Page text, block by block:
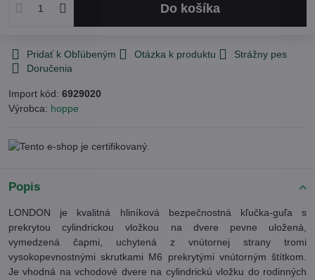
Do košíka
Pridať k Obľúbeným Otázka k produktu
Strážny pes
Doručenia
Import kód: 6929020
Výrobca: hoppe
Popis
LONDON je kvalitná hliníková bezpečnostná kľučka-guľa s
prekrytou cylindrickou vložkou na dvere pevne uložená,
vymedzená čapmi, uchytená z vnútornej strany tromi
vysokopevnostnými skrutkami M6 prekrytými vnútorným štítkom.
Je vhodná na vchodové dvere na cylindrickú vložku do rodinných